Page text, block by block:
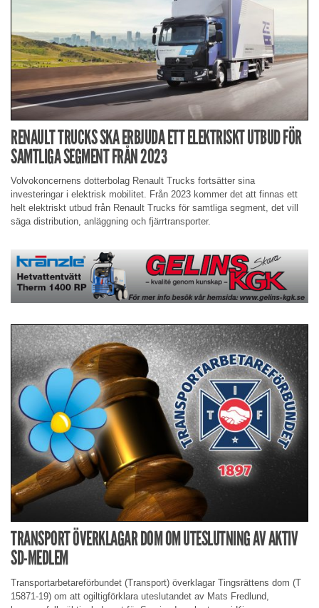
RENAULT TRUCKS SKA ERBJUDA ETT ELEKTRISKT UTBUD FÖR
SAMTLIGA SEGMENT FRÅN 2023
Volvokoncernens dotterbolag Renault Trucks fortsätter sina
investeringar i elektrisk mobilitet. Från 2023 kommer det att finnas ett
helt elektriskt utbud från Renault Trucks för samtliga segment, det vill
säga distribution, anläggning och fjärrtransporter.
TRANSPORT ÖVERKLAGAR DOM OM UTESLUTNING AV AKTIV
SD-MEDLEM
Transportarbetareförbundet (Transport) överklagar Tingsrättens dom (T
15871-19) om att ogiltigförklara uteslutandet av Mats Fredlund,